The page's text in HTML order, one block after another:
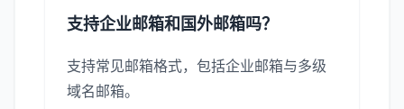
支持企业邮箱和国外邮箱吗？
支持常见邮箱格式，包括企业邮箱与多级
域名邮箱。